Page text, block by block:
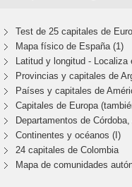
Test de 25 capitales de
Mapa físico de España (1)
Latitud y longitud - Localiza
Provincias y capitales de
Países y capitales de
Capitales de Europa
Departamentos de
Continentes y océanos (I)
24 capitales de Colombia
Mapa de comunidades